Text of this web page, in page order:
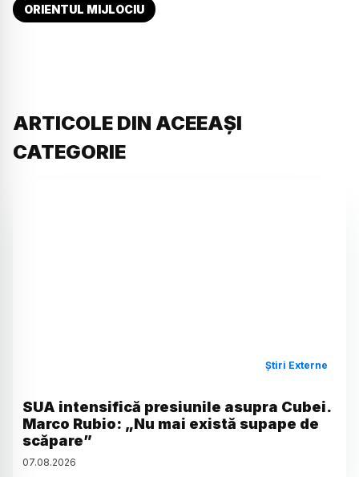
ORIENTUL MIJLOCIU
ARTICOLE DIN ACEEAȘI
CATEGORIE
Știri Externe
SUA intensifică presiunile asupra Cubei.
Marco Rubio: „Nu mai există supape de
scăpare”
07.08.2026